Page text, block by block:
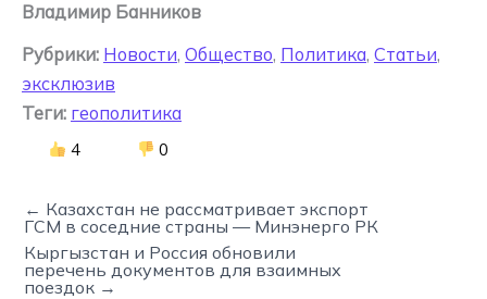
Владимир Банников
Рубрики: Новости, Общество, Политика, Статьи,
эксклюзив
Теги: геополитика
4 0
← Казахстан не рассматривает экспорт
ГСМ в соседние страны — Минэнерго РК
Кыргызстан и Россия обновили
перечень документов для взаимных
поездок →